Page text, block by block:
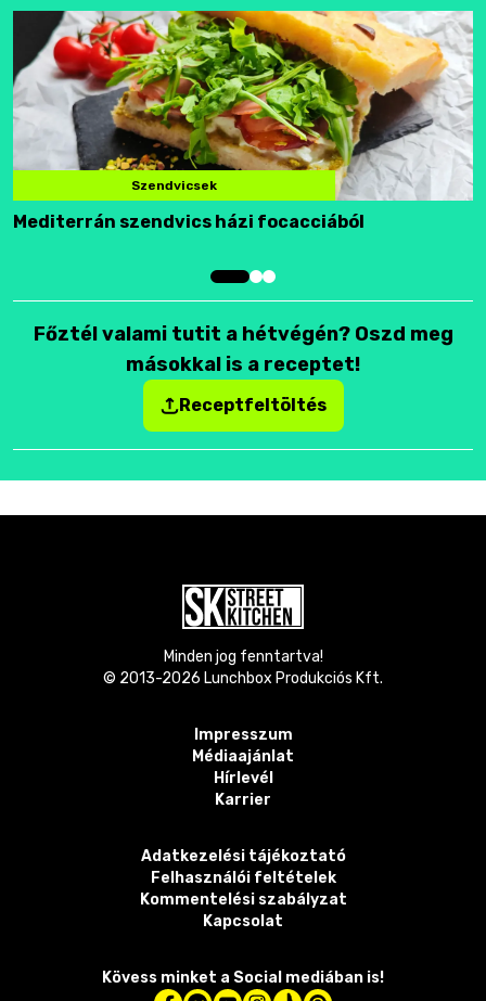
Szendvicsek
Mediterrán szendvics házi focacciából
Főztél valami tutit a hétvégén? Oszd meg
másokkal is a receptet!
Receptfeltöltés
Minden jog fenntartva!
© 2013-2026 Lunchbox Produkciós Kft.
Impresszum
Médiaajánlat
Hírlevél
Karrier
Adatkezelési tájékoztató
Felhasználói feltételek
Kommentelési szabályzat
Kapcsolat
Kövess minket a Social mediában is!